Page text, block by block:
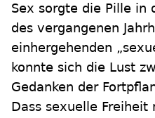
Sex sorgte die Pille in
des vergangenen
einhergehenden
konnte sich die Lust
Gedanken der
Dass sexuelle